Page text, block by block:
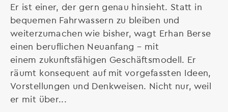
Er ist einer, der gern genau hinsieht. Statt in
bequemen Fahrwassern zu bleiben und
weiterzumachen wie bisher, wagt Erhan Berse
einen beruflichen Neuanfang – mit
einem zukunftsfähigen Geschäftsmodell. Er
räumt konsequent auf mit vorgefassten Ideen,
Vorstellungen und Denkweisen. Nicht nur, weil
er mit über...